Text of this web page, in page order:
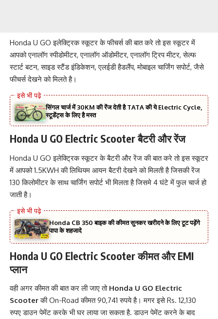
Honda U GO इलेक्ट्रिक स्कूटर के फीचर्स की बात करे तो इस स्कूटर में
आपको एनालॉग स्पीडोमीटर, एनालॉग ऑडोमीटर, एनालॉग ट्रिप मीटर, सेल्फ
स्टार्ट बटन, साइड स्टैंड इंडिकेशन, एलईडी हैडलैंप, मोबाइल चार्जिंग सपोर्ट, जैसे
फीचर्स देखने को मिलते है।
सिंगल चार्ज में 30KM की रेंज देती है TATA की ये Electric Cycle,
स्टूडेंट्स के लिए है मस्त
Honda U GO Electric Scooterबैटरी और रेंज
Honda U GO इलेक्ट्रिक स्कूटर के बैटरी और रेंज की बात करे तो इस स्कूटर
में आपको 1.5KWH की लिथियम आयन बैटरी देखने को मिलती है जिसकी रेंज
130 किलोमीटर के साथ चार्जिंग सपोर्ट भी मिलता है जिसमे 4 घंटे में फुल चार्ज हो
जाती है।
Honda CB 350 बाइक की कीमत सुनकर खरीदने के लिए टूट पड़ेंगे
पापा के शहजादे
Honda U GO Electric Scooterकीमत और EMI
प्लान
वही अगर कीमत की बात कर ली जाए तो Honda U GO Electric
Scooterकी On-Road कीमत 90,741 रुपये है। मगर इसे Rs. 12,130
रुपए डाउन पेमेंट करके भी घर लाया जा सकता है. डाउन पेमेंट करने के बाद